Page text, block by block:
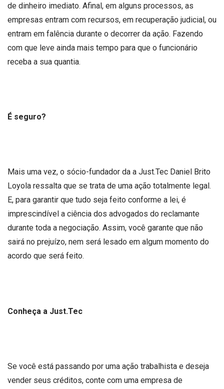
de dinheiro imediato. Afinal, em alguns processos, as
empresas entram com recursos, em recuperação judicial, ou
entram em falência durante o decorrer da ação. Fazendo
com que leve ainda mais tempo para que o funcionário
receba a sua quantia.
É seguro?
Mais uma vez, o sócio-fundador da a Just.Tec Daniel Brito
Loyola ressalta que se trata de uma ação totalmente legal.
E, para garantir que tudo seja feito conforme a lei, é
imprescindível a ciência dos advogados do reclamante
durante toda a negociação. Assim, você garante que não
sairá no prejuízo, nem será lesado em algum momento do
acordo que será feito.
Conheça a Just.Tec
Se você está passando por uma ação trabalhista e deseja
vender seus créditos, conte com uma empresa de